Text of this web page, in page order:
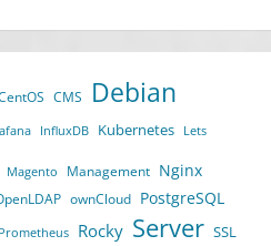
CMS Debian
InfluxDB Kubernetes Lets
Magento Management Nginx
ownCloud PostgreSQL
Prometheus Rocky Server SSL